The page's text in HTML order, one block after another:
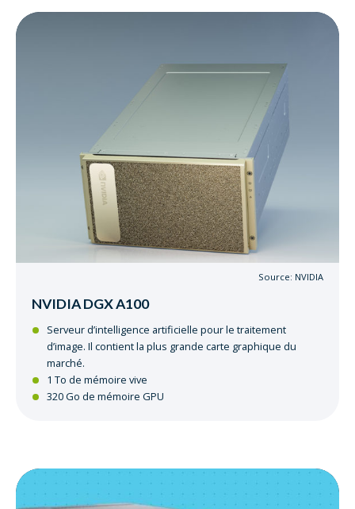
Source: NVIDIA
NVIDIA DGX A100
Serveur d’intelligence artificielle pour le traitement
d’image. Il contient la plus grande carte graphique du
marché.
1 To de mémoire vive
320 Go de mémoire GPU